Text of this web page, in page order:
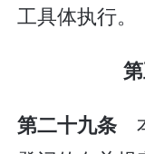
工具体执行。
第二十九条